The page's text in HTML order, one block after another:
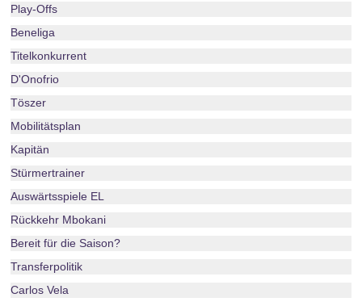
Play-Offs
Beneliga
Titelkonkurrent
D'Onofrio
Töszer
Mobilitätsplan
Kapitän
Stürmertrainer
Auswärtsspiele EL
Rückkehr Mbokani
Bereit für die Saison?
Transferpolitik
Carlos Vela